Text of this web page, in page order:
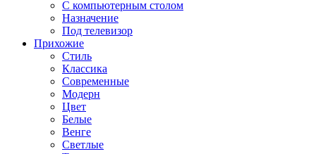
С компьютерным столом
Назначение
Под телевизор
Прихожие
Стиль
Классика
Современные
Модерн
Цвет
Белые
Венге
Светлые